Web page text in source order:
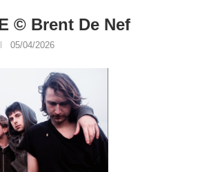
© Brent De Nef
05/04/2026